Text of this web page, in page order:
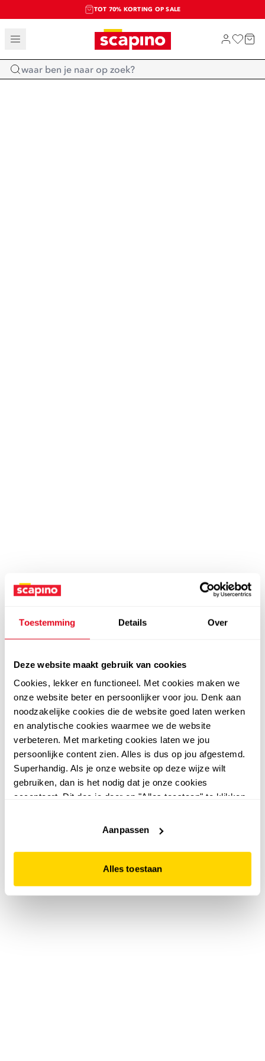
Toestemming Details Over
Deze website maakt gebruik van cookies
Cookies, lekker en functioneel. Met cookies maken we
onze website beter en persoonlijker voor jou. Denk aan
noodzakelijke cookies die de website goed laten werken
en analytische cookies waarmee we de website
verbeteren. Met marketing cookies laten we jou
persoonlijke content zien. Alles is dus op jou afgestemd.
Superhandig. Als je onze website op deze wijze wilt
gebruiken, dan is het nodig dat je onze cookies
accepteert. Dit doe je door op "Alles toestaan" te klikken.
website niet optimaal functioneert.
Aanpassen
Alles toestaan
TOT 70% KORTING OP SALE
SALE: LAATSTE KANS!
SHOP NIEUW
Home